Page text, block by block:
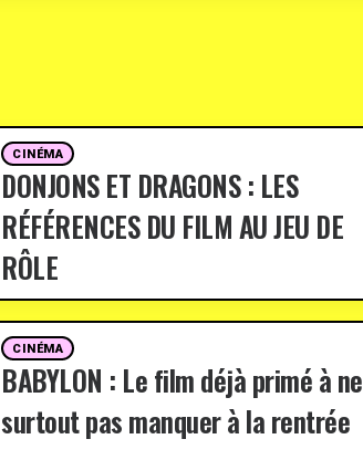
CINÉMA
DONJONS ET DRAGONS : LES
RÉFÉRENCES DU FILM AU JEU DE
RÔLE
CINÉMA
BABYLON : Le film déjà primé à ne
surtout pas manquer à la rentrée